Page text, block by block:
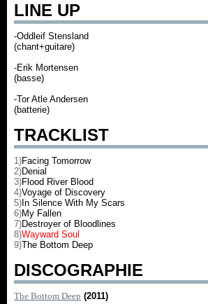
LINE UP
-Oddleif Stensland
(chant+guitare)
-Erik Mortensen
(basse)
-Tor Atle Andersen
(batterie)
TRACKLIST
1)Facing Tomorrow
2)Denial
3)Flood River Blood
4)Voyage of Discovery
5) In Silence With My Scars
6)My Fallen
7)Destroyer of Bloodlines
8)Wayward Soul
9)The Bottom Deep
DISCOGRAPHIE
The Bottom Deep (2011)